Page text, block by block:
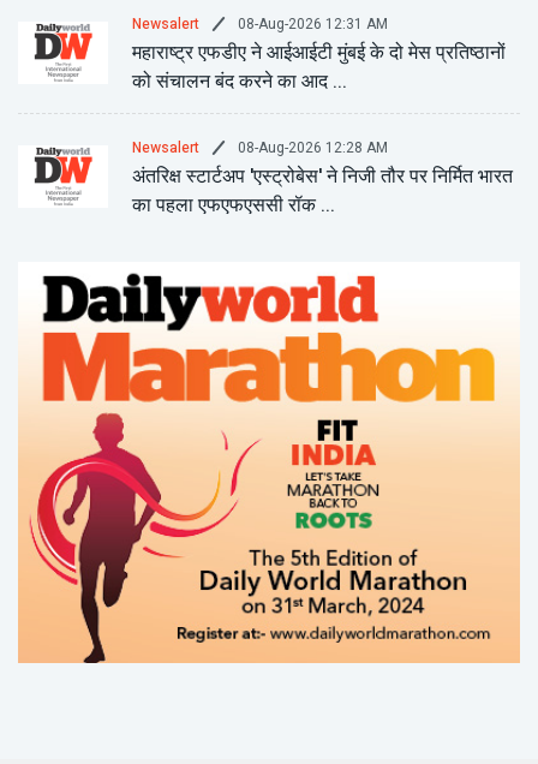
Newsalert 08-Aug-2026 12:31 AM
महाराष्ट्र एफडीए ने आईआईटी मुंबई के दो मेस प्रतिष्ठानों
को संचालन बंद करने का आद ...
Newsalert 08-Aug-2026 12:28 AM
अंतरिक्ष स्टार्टअप 'एस्ट्रोबेस' ने निजी तौर पर निर्मित भारत
का पहला एफएफएससी रॉक ...